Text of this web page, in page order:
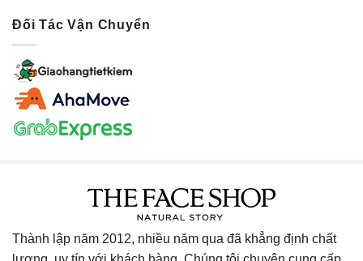
Đối Tác Vận Chuyển
Thành lập năm 2012, nhiều năm qua đã khẳng định chất